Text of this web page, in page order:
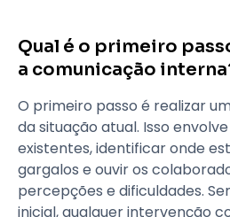
Qual é o primeiro
a comunicação
O primeiro passo é realizar
da situação atual. Isso
existentes, identificar onde
gargalos e ouvir os
percepções e dificuldades.
inicial, qualquer intervenção